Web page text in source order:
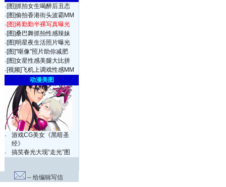
· [图]抓拍女生喝醉后丑态
· [图]偷拍香港街头波霸MM
·[图]蒋勤勤半裸写真曝光
· [图]桑巴舞抓拍性感辣妹
· [图]明星夜生活照片曝光
· [图]"呕像"照片助你减肥
· [图]女星性感美腿大比拼
· [视频]飞机上调戏性感MM
动漫美图
·
游戏CG美女《黑暗圣
经》
·
搞笑春光大现“走光”图
-- 给编辑写信